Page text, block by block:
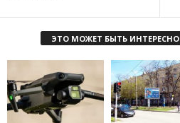
ЭТО МОЖЕТ БЫТЬ ИНТЕРЕСНО